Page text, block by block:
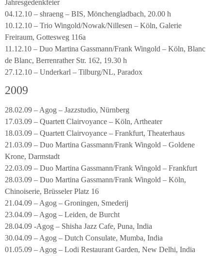
Jahresgedenkfeier
04.12.10 – shraeng – BIS, Mönchengladbach, 20.00 h
10.12.10 – Trio Wingold/Nowak/Nillesen – Köln, Galerie
Freiraum, Gottesweg 116a
11.12.10 – Duo Martina Gassmann/Frank Wingold – Köln, Blanc
de Blanc, Berrenrather Str. 162, 19.30 h
27.12.10 – Underkarl – Tilburg/NL, Paradox
2009
28.02.09 – Agog – Jazzstudio, Nürnberg
17.03.09 – Quartett Clairvoyance – Köln, Artheater
18.03.09 – Quartett Clairvoyance – Frankfurt, Theaterhaus
21.03.09 – Duo Martina Gassmann/Frank Wingold – Goldene
Krone, Darmstadt
22.03.09 – Duo Martina Gassmann/Frank Wingold – Frankfurt
28.03.09 – Duo Martina Gassmann/Frank Wingold – Köln,
Chinoiserie, Brüsseler Platz 16
21.04.09 – Agog – Groningen, Smederij
23.04.09 – Agog – Leiden, de Burcht
28.04.09 -Agog – Shisha Jazz Cafe, Puna, India
30.04.09 – Agog – Dutch Consulate, Mumba, India
01.05.09 – Agog – Lodi Restaurant Garden, New Delhi, India